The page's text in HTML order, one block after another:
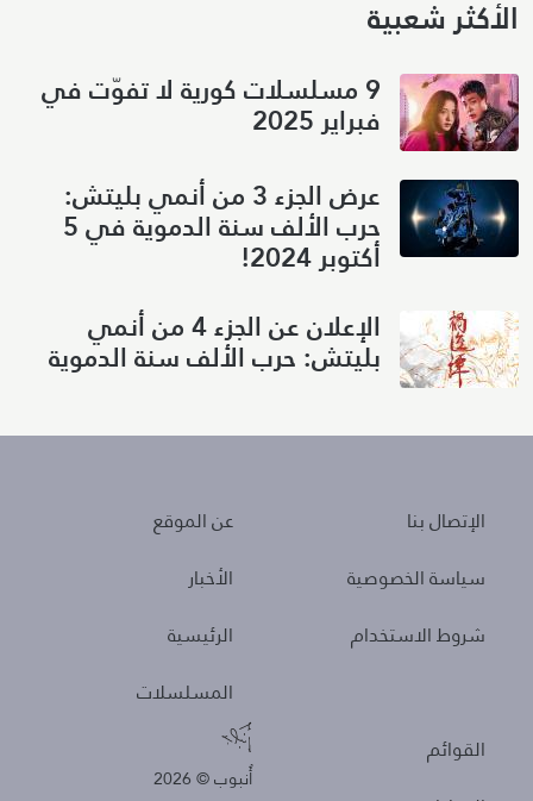
الأكثر شعبية
9 مسلسلات كورية لا تفوّت في
فبراير 2025
عرض الجزء 3 من أنمي بليتش:
حرب الألف سنة الدموية في 5
أكتوبر 2024!
الإعلان عن الجزء 4 من أنمي
بليتش: حرب الألف سنة الدموية
Policies
الإتصال بنا
سياسة الخصوصية
شروط الاستخدام
About
عن الموقع
الأخبار
الرئيسية
المسلسلات
Other
القوائم
أُنبوب © 2026